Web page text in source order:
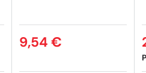
9,54 €